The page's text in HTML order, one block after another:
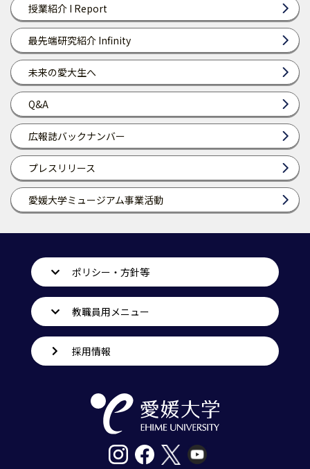
授業紹介 I Report
最先端研究紹介 Infinity
未来の愛大生へ
Q&A
広報誌バックナンバー
プレスリリース
愛媛大学ミュージアム事業活動
ポリシー・方針等
教職員用メニュー
採用情報